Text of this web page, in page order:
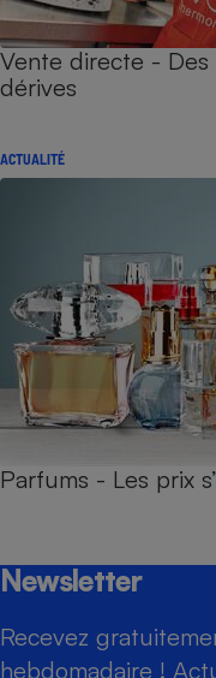
Vente directe -
dérives
ACTUALITÉ
Parfums - Les prix
Newsletter
Recevez
hebdomadaire !